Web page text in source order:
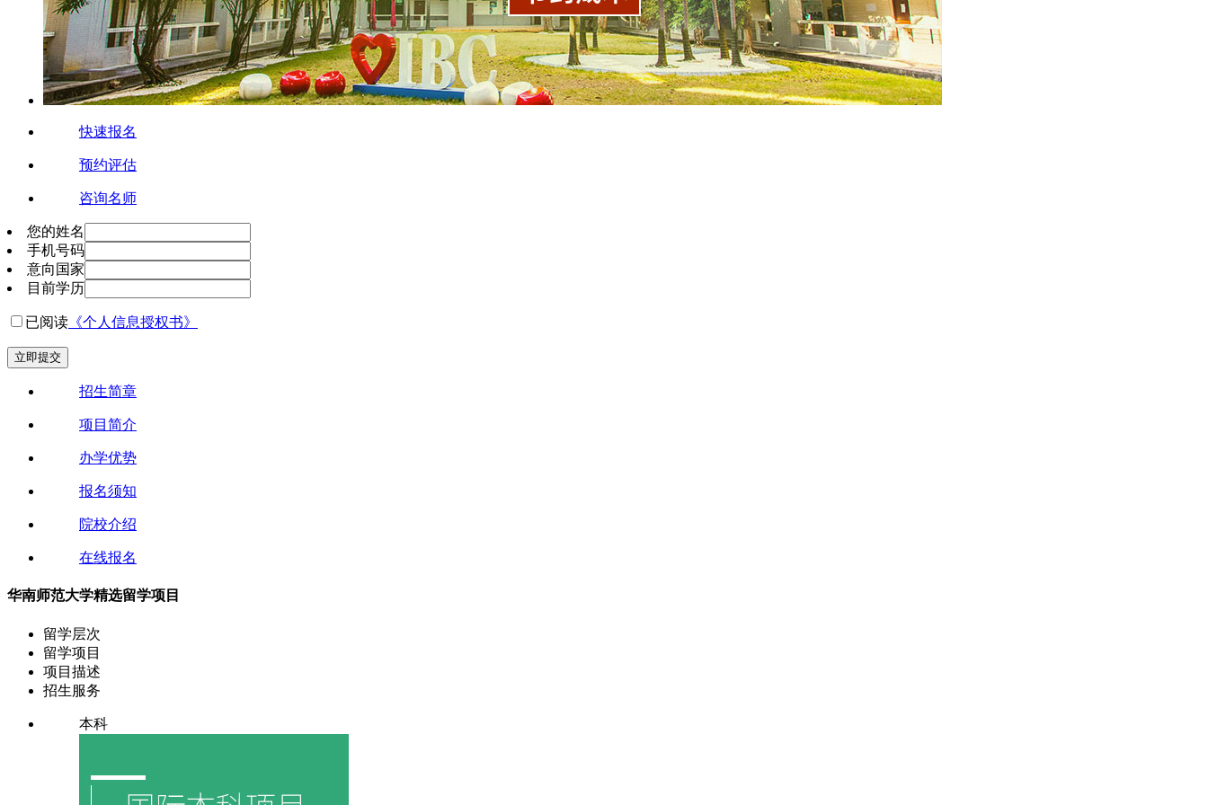
快速报名
预约评估
咨询名师
您的姓名
手机号码
意向国家
目前学历
已阅读 《个人信息授权书》
立即提交
招生简章
项目简介
办学优势
报名须知
院校介绍
在线报名
华南师范大学精选留学项目
留学层次
留学项目
项目描述
招生服务
本科